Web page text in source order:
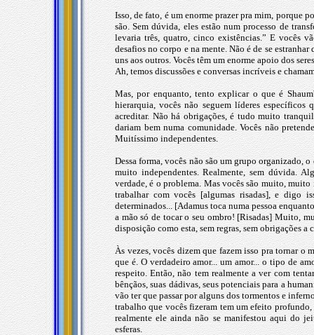
Isso, de fato, é um enorme prazer pra mim, porque
são. Sem dúvida, eles estão num processo de
levaria três, quatro, cinco existências.” E vocês
desafios no corpo e na mente. Não é de se
uns aos outros. Vocês têm um enorme apoio dos
Ah, temos discussões e conversas incríveis e
Mas, por enquanto, tento explicar o que é
hierarquia, vocês não seguem líderes específicos
acreditar. Não há obrigações, é tudo muito
dariam bem numa comunidade. Vocês não
Muitíssimo independentes.
Dessa forma, vocês não são um grupo organizado,
muito independentes. Realmente, sem dúvida.
verdade, é o problema. Mas vocês são muito,
trabalhar com vocês [algumas risadas], e digo
determinados... [Adamus toca numa pessoa
a mão só de tocar o seu ombro! [Risadas] Muito,
disposição como esta, sem regras, sem obrigações
Às vezes, vocês dizem que fazem isso pra tornar o
que é. O verdadeiro amor... um amor... o tipo de
respeito. Então, não tem realmente a ver com
bênçãos, suas dádivas, seus potenciais para a
vão ter que passar por alguns dos tormentos e
trabalho que vocês fizeram tem um efeito profundo,
realmente ele ainda não se manifestou aqui do
esferas.